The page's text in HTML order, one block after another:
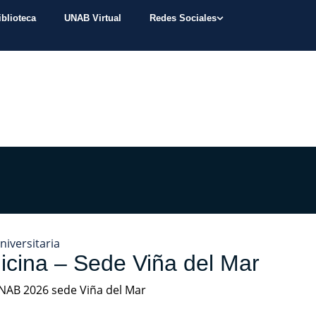
UNAB Virtual Redes Sociales
– Sede Viña del Mar
2026 sede Viña del Mar